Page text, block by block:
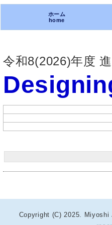
ホーム
home
令和8(2026)年度
Copyright (C) 2025.